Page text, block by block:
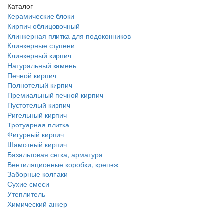
Каталог
Керамические блоки
Кирпич облицовочный
Клинкерная плитка для подоконников
Клинкерные ступени
Клинкерный кирпич
Натуральный камень
Печной кирпич
Полнотелый кирпич
Премиальный печной кирпич
Пустотелый кирпич
Ригельный кирпич
Тротуарная плитка
Фигурный кирпич
Шамотный кирпич
Базальтовая сетка, арматура
Вентиляционные коробки, крепеж
Заборные колпаки
Сухие смеси
Утеплитель
Химический анкер